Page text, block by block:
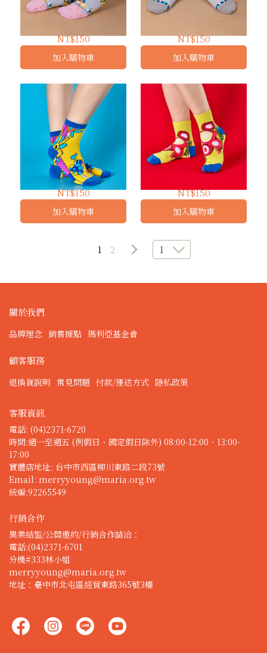
繽紛台中 ｜短襪
NT$150
加入購物車
NT$150
加入購物車
海上花 ｜ 短襪
NT$150
加入購物車
勵志快樂襪｜短襪
NT$150
加入購物車
1 2 1
關於我們
品牌理念 銷售據點 瑪利亞基金會
顧客服務
退換貨說明 常見問題 付款/運送方式 隱私政策
客服資訊
電話: (04)2371-6720
時間:週一至週五 (例假日、國定假日除外) 08:00-12:00、13:00-
17:00
實體店地址: 台中市西區柳川東路二段73號
Email: merryyoung@maria.org.tw
統編:92265549
行銷合作
異業結盟/公關邀約/行銷合作請洽：
電話:(04)2371-6701
分機#333林小姐
merryyoung@maria.org.tw
地址：臺中市北屯區經貿東路365號3樓